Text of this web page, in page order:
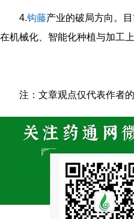
4.钩藤产业的破局方向。
在机械化、智能化种植与加工
注：文章观点仅代表作者